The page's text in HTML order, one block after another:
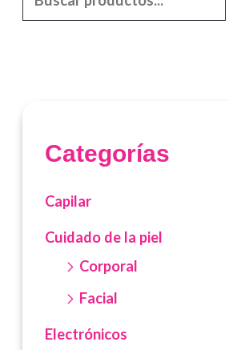
Categorías
Capilar
Cuidado de la piel
Corporal
Facial
Electrónicos